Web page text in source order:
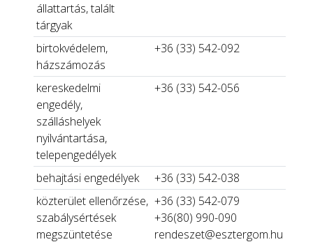
állattartás, talált
tárgyak
birtokvédelem,
házszámozás
+36 (33) 542-092
kereskedelmi
engedély,
szálláshelyek
nyilvántartása,
telepengedélyek
+36 (33) 542-056
behajtási engedélyek
+36 (33) 542-038
közterület ellenőrzése,
szabálysértések
megszüntetése
+36 (33) 542-079
+36(80) 990-090
rendeszet@esztergom.hu